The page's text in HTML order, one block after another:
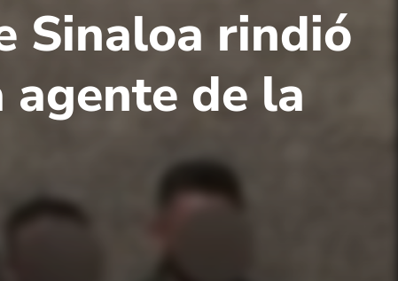
Sinaloa rindió
agente de la